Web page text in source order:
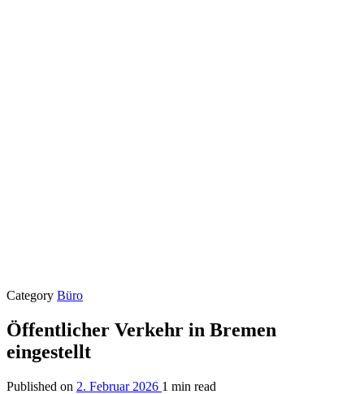
Category Büro
Öffentlicher Verkehr in Bremen
eingestellt
Published on 2. Februar 2026 1 min read